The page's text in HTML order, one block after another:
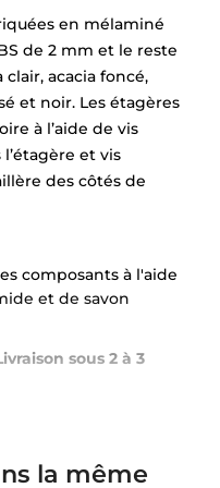
en mélaminé
de 2 mm et le reste
acacia foncé,
et noir. Les étagères
à l’aide de vis
et vis
des côtés de
composants à l'aide
et de savon
sous 2 à 3
la même